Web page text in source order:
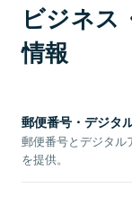
ビジネス
情報
郵便番号・デジタ
郵便番号とデジタル
を提供。